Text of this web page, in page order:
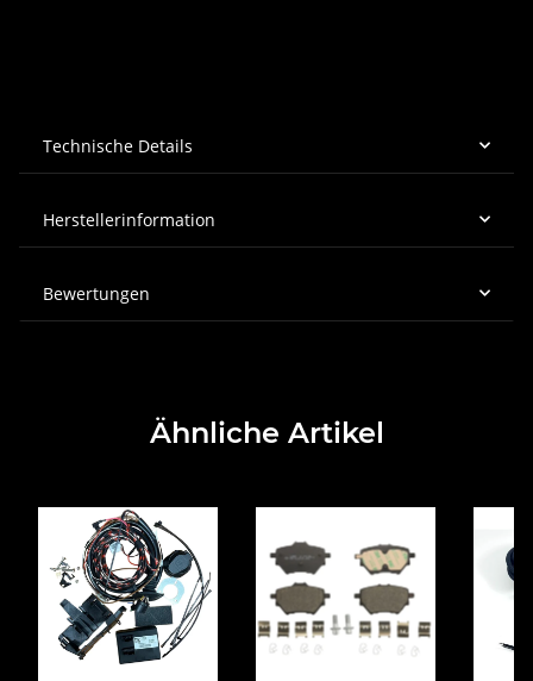
Technische Details
Herstellerinformation
Bewertungen
Ähnliche Artikel